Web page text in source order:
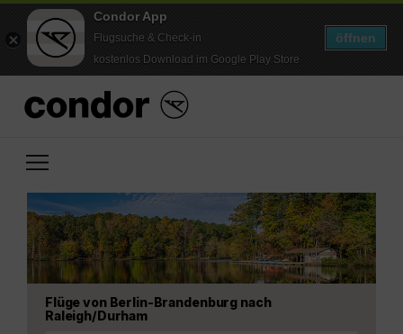
Condor App
Flugsuche & Check-in
kostenlos Download im Google Play Store
öffnen
Flüge von Berlin-Brandenburg nach
Raleigh/Durham